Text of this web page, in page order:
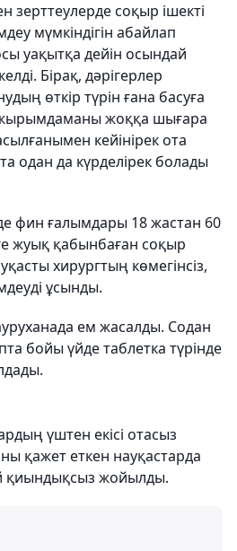
зерттеулерде соқыр ішекті
мүмкіндігін абайлап
уақытқа дейін осындай
Бірақ, дәрігерлер
өткір түрін ғана басуға
жоққа шығара
кейінірек ота
одан да күрделірек болады
фин ғалымдары 18 жастан 60
жуық қабынбаған соқыр
хирургтың көмегінсіз,
ұсынды.
ем жасалды. Содан
бойы үйде таблетка түрінде
үштен екісі отасыз
қажет еткен науқастарда
қиындықсыз жойылды.